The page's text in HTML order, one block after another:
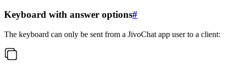
Keyboard with answer options#
The keyboard can only be sent from a JivoChat app user to a client: